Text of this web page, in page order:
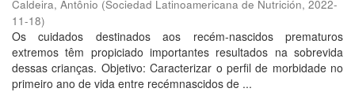
Caldeira, Antônio (Sociedad Latinoamericana de Nutrición, 2022-
11-18)
Os cuidados destinados aos recém-nascidos prematuros
extremos têm propiciado importantes resultados na sobrevida
dessas crianças. Objetivo: Caracterizar o perfil de morbidade no
primeiro ano de vida entre recémnascidos de ...